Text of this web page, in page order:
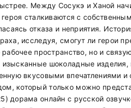
Между Сосукэ и Ханой
сталкиваются с
отказа и неприятия.
исследуя, смогут ли герои
пространство, но и
шоколадные изделия,
вкусовыми впечатлениями
который только можно
дорама онлайн с русской